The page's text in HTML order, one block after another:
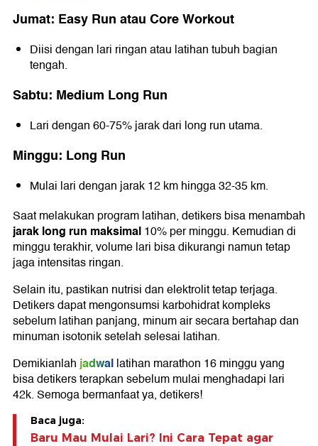
Jumat: Easy Run atau Core Workout
Diisi dengan lari ringan atau latihan tubuh bagian
tengah.
Sabtu: Medium Long Run
Lari dengan 60-75% jarak dari long run utama.
Minggu: Long Run
Mulai lari dengan jarak 12 km hingga 32-35 km.
Saat melakukan program latihan, detikers bisa menambah
jarak long run maksimal10% per minggu. Kemudian di
minggu terakhir, volume lari bisa dikurangi namun tetap
jaga intensitas ringan.
Selain itu, pastikan nutrisi dan elektrolit tetap terjaga.
Detikers dapat mengonsumsi karbohidrat kompleks
sebelum latihan panjang, minum air secara bertahap dan
minuman isotonik setelah selesai latihan.
Demikianlahjadwallatihan marathon 16 minggu yang
bisa detikers terapkan sebelum mulai menghadapi lari
42k. Semoga bermanfaat ya, detikers!
Baca juga:
Baru Mau Mulai Lari? Ini Cara Tepat agar